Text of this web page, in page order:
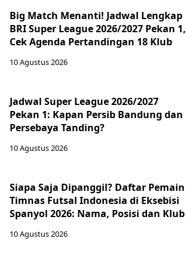
Big Match Menanti! Jadwal Lengkap
BRI Super League 2026/2027 Pekan 1,
Cek Agenda Pertandingan 18 Klub
10 Agustus 2026
Jadwal Super League 2026/2027
Pekan 1: Kapan Persib Bandung dan
Persebaya Tanding?
10 Agustus 2026
Siapa Saja Dipanggil? Daftar Pemain
Timnas Futsal Indonesia di Eksebisi
Spanyol 2026: Nama, Posisi dan Klub
10 Agustus 2026